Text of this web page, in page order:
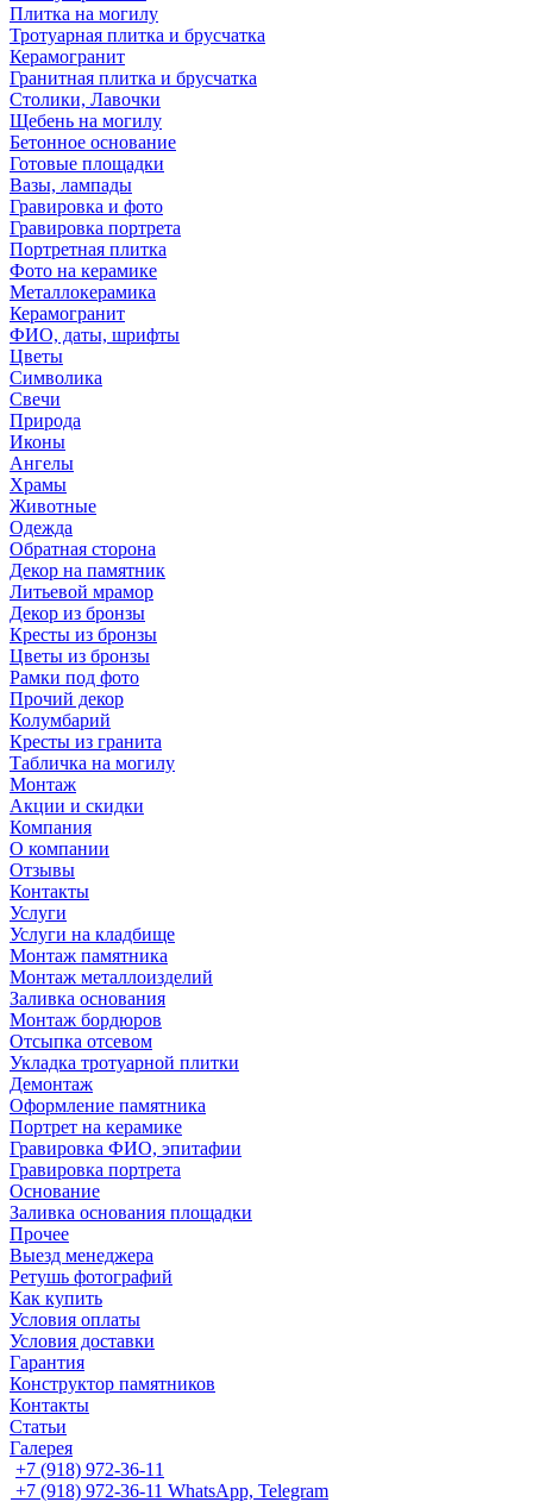
Плитка на могилу
Тротуарная плитка и брусчатка
Керамогранит
Гранитная плитка и брусчатка
Столики, Лавочки
Щебень на могилу
Бетонное основание
Готовые площадки
Вазы, лампады
Гравировка и фото
Гравировка портрета
Портретная плитка
Фото на керамике
Металлокерамика
Керамогранит
ФИО, даты, шрифты
Цветы
Символика
Свечи
Природа
Иконы
Ангелы
Храмы
Животные
Одежда
Обратная сторона
Декор на памятник
Литьевой мрамор
Декор из бронзы
Кресты из бронзы
Цветы из бронзы
Рамки под фото
Прочий декор
Колумбарий
Кресты из гранита
Табличка на могилу
Монтаж
Акции и скидки
Компания
О компании
Отзывы
Контакты
Услуги
Услуги на кладбище
Монтаж памятника
Монтаж металлоизделий
Заливка основания
Монтаж бордюров
Отсыпка отсевом
Укладка тротуарной плитки
Демонтаж
Оформление памятника
Портрет на керамике
Гравировка ФИО, эпитафии
Гравировка портрета
Основание
Заливка основания площадки
Прочее
Выезд менеджера
Ретушь фотографий
Как купить
Условия оплаты
Условия доставки
Гарантия
Конструктор памятников
Контакты
Статьи
Галерея
+7 (918) 972-36-11
+7 (918) 972-36-11 WhatsApp, Telegram